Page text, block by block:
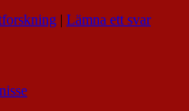
| Lämna ett svar
nisse